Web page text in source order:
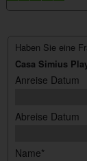
Haben Sie eine
Casa Simius
Anreise Datum
Abreise Datum
Name*